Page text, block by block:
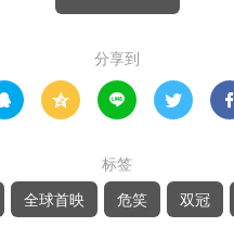
分享到
   
标签
全球首映 危笑 双冠